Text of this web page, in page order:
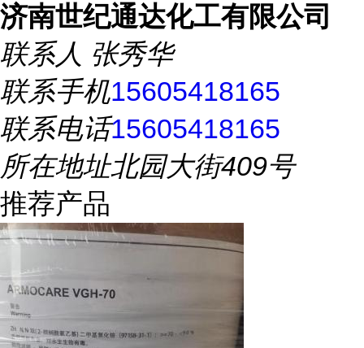
济南世纪通达化工有限公司
联系人 张秀华
联系手机15605418165
联系电话15605418165
所在地址北园大街409号
推荐产品